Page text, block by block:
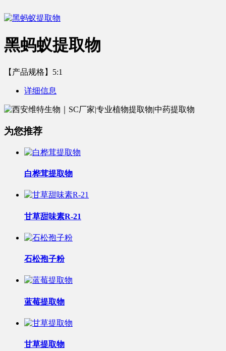
黑蚂蚁提取物
【产品规格】5:1
详细信息
为您推荐
白桦茸提取物
甘草甜味素R-21
石松孢子粉
蓝莓提取物
甘草提取物